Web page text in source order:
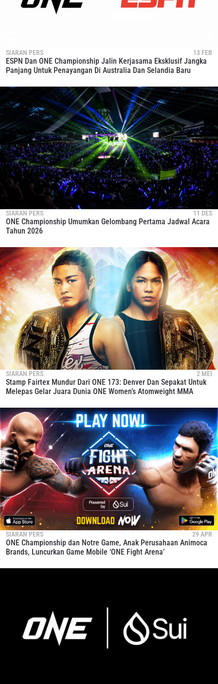
SIARAN PERS 13 FEB
ESPN Dan ONE Championship Jalin Kerjasama Eksklusif Jangka
Panjang Untuk Penayangan Di Australia Dan Selandia Baru
SIARAN PERS 11 DES
ONE Championship Umumkan Gelombang Pertama Jadwal Acara
Tahun 2026
SIARAN PERS 2 MEI
Stamp Fairtex Mundur Dari ONE 173: Denver Dan Sepakat Untuk
Melepas Gelar Juara Dunia ONE Women’s Atomweight MMA
SIARAN PERS 29 APR
ONE Championship dan Notre Game, Anak Perusahaan Animoca
Brands, Luncurkan Game Mobile ‘ONE Fight Arena’